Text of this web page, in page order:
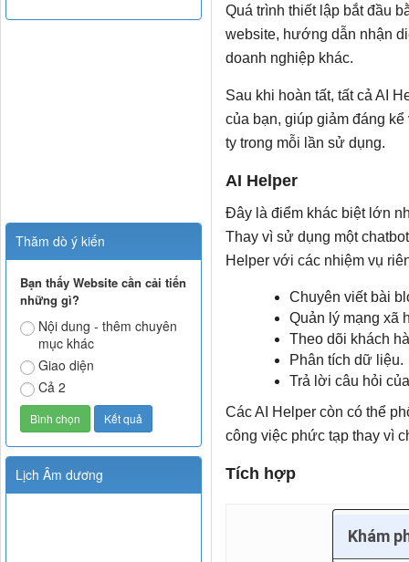
Quá trình thiết lập bắt đầu
website, hướng dẫn nhận
doanh nghiệp khác.
Sau khi hoàn tất, tất cả AI
của bạn, giúp giảm đáng
ty trong mỗi lần sử dụng.
AI Helper
Đây là điểm khác biệt lớn
Thay vì sử dụng một
Helper với các nhiệm vụ
Chuyên viết bài
Quản lý mạng xã
Theo dõi khách
Phân tích dữ liệu.
Trả lời câu hỏi
Các AI Helper còn có thể
công việc phức tạp thay vì
Tích hợp
Khám
Thăm dò ý kiến
Bạn thấy Website cần cải tiến
những gì?
Nội dung - thêm chuyên
mục khác
Giao diện
Cả 2
Lịch Âm dương